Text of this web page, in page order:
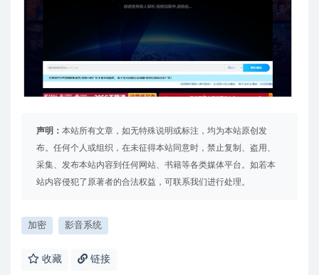
声明： 本站所有文章，如无特殊说明或标注，均为本站原创发
布。任何个人或组织，在未征得本站同意时，禁止复制、盗用、
采集、发布本站内容到任何网站、书籍等各类媒体平台。如若本
站内容侵犯了原著者的合法权益，可联系我们进行处理。
加密 影音系统
收藏 链接